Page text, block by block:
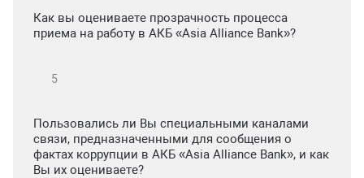
Как вы оцениваете прозрачность процесса
приема на работу в АКБ «Asia Alliance Bank»?
Пользовались ли Вы специальными каналами
связи, предназначенными для сообщения о
фактах коррупции в АКБ «Asia Alliance Bank», и как
Вы их оцениваете?